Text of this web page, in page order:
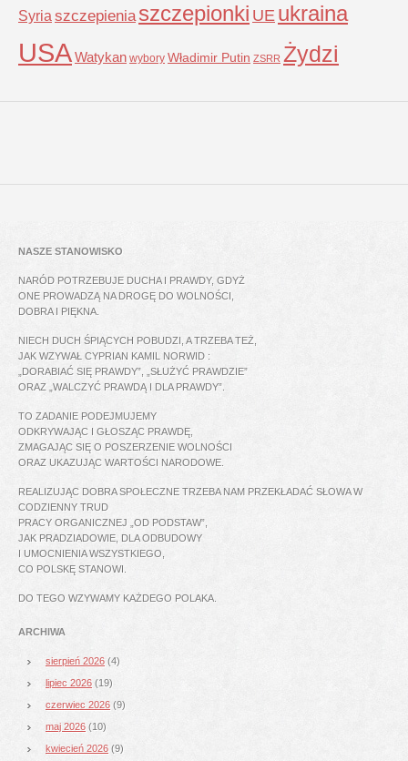
Syria szczepienia szczepionki UE ukraina
USAWatykan wybory Władimir Putin ZSRR Żydzi
NASZE STANOWISKO
NARÓD POTRZEBUJE DUCHA I PRAWDY, GDYŻ
ONE PROWADZĄ NA DROGĘ DO WOLNOŚCI,
DOBRA I PIĘKNA.
NIECH DUCH ŚPIĄCYCH POBUDZI, A TRZEBA TEŻ,
JAK WZYWAŁ CYPRIAN KAMIL NORWID :
„DORABIAĆ SIĘ PRAWDY”, „SŁUŻYĆ PRAWDZIE”
ORAZ „WALCZYĆ PRAWDĄ I DLA PRAWDY”.
TO ZADANIE PODEJMUJEMY
ODKRYWAJĄC I GŁOSZĄC PRAWDĘ,
ZMAGAJĄC SIĘ O POSZERZENIE WOLNOŚCI
ORAZ UKAZUJĄC WARTOŚCI NARODOWE.
REALIZUJĄC DOBRA SPOŁECZNE TRZEBA NAM PRZEKŁADAĆ SŁOWA W
CODZIENNY TRUD
PRACY ORGANICZNEJ „OD PODSTAW”,
JAK PRADZIADOWIE, DLA ODBUDOWY
I UMOCNIENIA WSZYSTKIEGO,
CO POLSKĘ STANOWI.
DO TEGO WZYWAMY KAŻDEGO POLAKA.
ARCHIWA
sierpień 2026 (4)
lipiec 2026 (19)
czerwiec 2026 (9)
maj 2026 (10)
kwiecień 2026 (9)